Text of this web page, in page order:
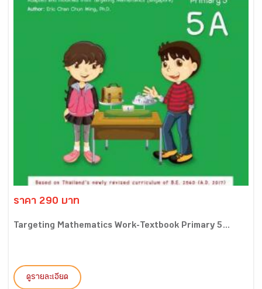
ราคา 290 บาท
Targeting Mathematics Work-Textbook Primary 5...
ดูรายละเอียด